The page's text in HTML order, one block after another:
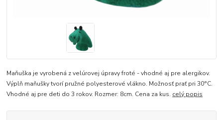
Maňuška je vyrobená z velúrovej úpravy froté - vhodné aj pre alergikov.
Výplň maňušky tvorí pružné polyesterové vlákno. Možnosť prať pri 30°C.
Vhodné aj pre deti do 3 rokov. Rozmer: 8cm. Cena za kus. celý popis